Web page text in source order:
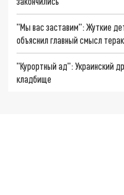
"Мы вас заставим": Жуткие
объяснил главный смысл
"Курортный ад": Украинский
кладбище